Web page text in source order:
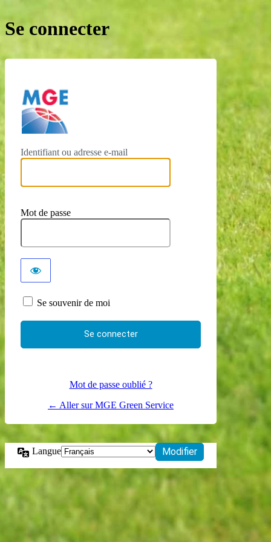
Se connecter
https://mge-
Identifiant ou adresse e-mail
Mot de passe
Se souvenir de moi
Mot de passe oublié ?
← Aller sur MGE Green Service
Langue